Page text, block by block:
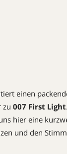
einen
zu 007 First Light
hier eine
und den